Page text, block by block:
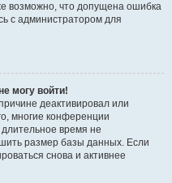
возможно, что допущена ошибка
с администратором для
могу войти!
деактивировал или
многие конференции
время не
размер базы данных. Если
снова и активнее